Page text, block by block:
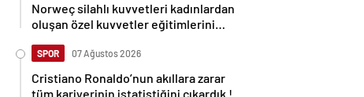
Norweç silahlı kuvvetleri kadınlardan
oluşan özel kuvvetler eğitimlerini
SPOR 07 Ağustos 2026
Cristiano Ronaldo’nun akıllara zarar
tüm kariyerinin istatistiğini çıkardık !